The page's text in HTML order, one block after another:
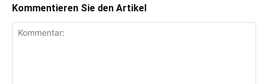
Kommentieren Sie den Artikel